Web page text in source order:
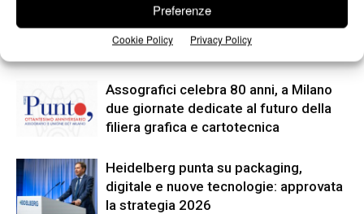
Preferenze
Cookie Policy Privacy Policy
Viscom 2026 cambia volto: debutta il
nuovo format Exhibition & Conference
Assografici celebra 80 anni, a Milano
due giornate dedicate al futuro della
filiera grafica e cartotecnica
Heidelberg punta su packaging,
digitale e nuove tecnologie: approvata
la strategia 2026